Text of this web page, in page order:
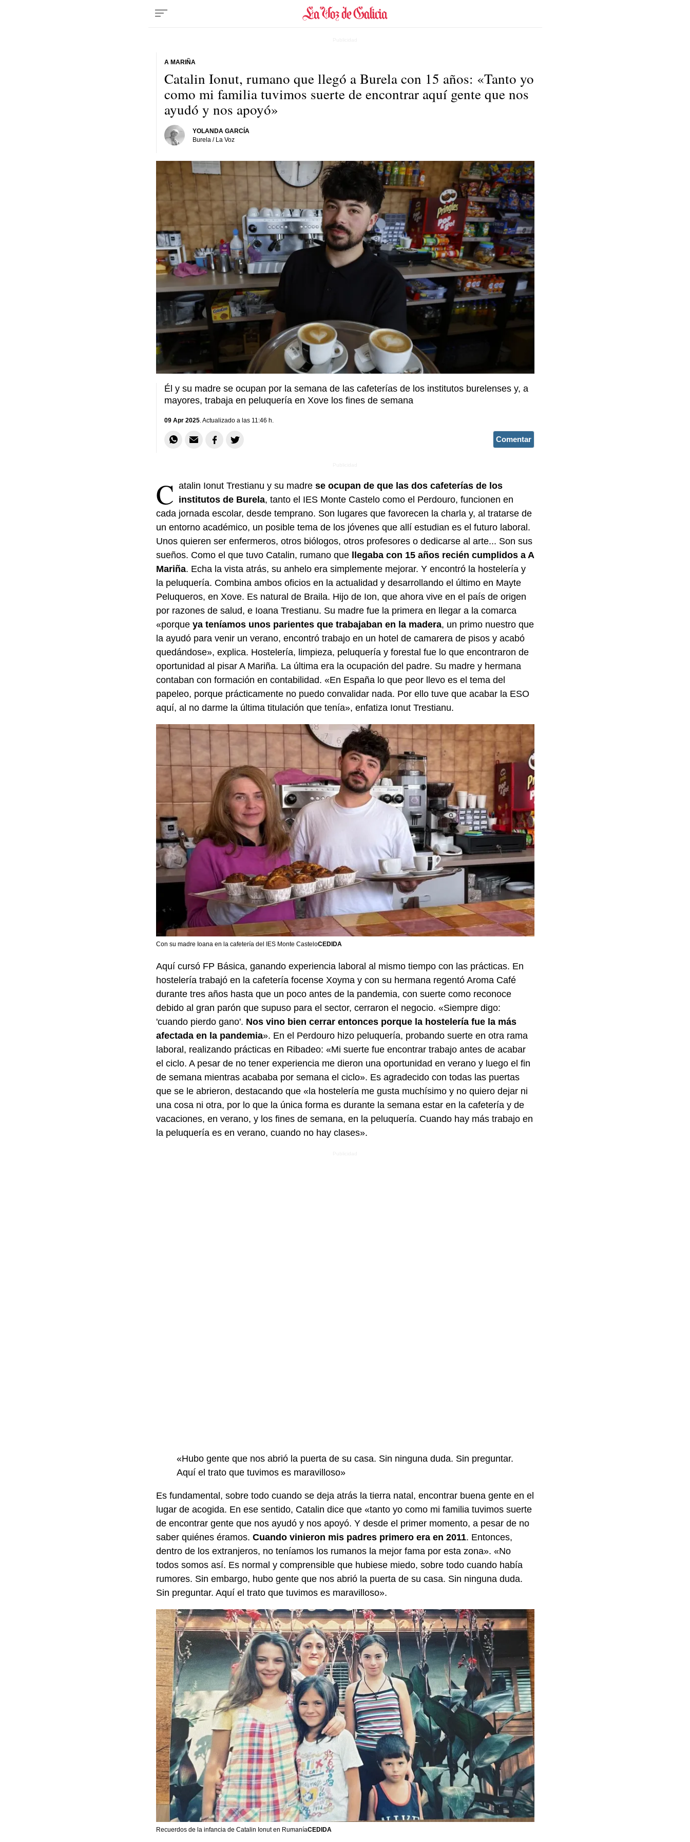
Catalin Ionut, rumano que llegó a Burela con 15 años: «Tanto yo
como mi familia tuvimos suerte de encontrar aquí gente que nos
ayudó y nos apoyó»
A MARIÑA
YOLANDA GARCÍA
Burela / La Voz
Él y su madre se ocupan por la semana de las cafeterías de los institutos burelenses y, a
mayores, trabaja en peluquería en Xove los fines de semana
09 Apr 2025. Actualizado a las 11:46 h.
Comentar
C atalin Ionut Trestianu y su madrese ocupan de que las dos cafeterías de los
institutos de Burela, tanto el IES Monte Castelo como el Perdouro, funcionen en
cada jornada escolar, desde temprano. Son lugares que favorecen la charla y, al tratarse de
un entorno académico, un posible tema de los jóvenes que allí estudian es el futuro laboral.
Unos quieren ser enfermeros, otros biólogos, otros profesores o dedicarse al arte... Son sus
sueños. Como el que tuvo Catalin, rumano quellegaba con 15 años recién cumplidos a A
Mariña. Echa la vista atrás, su anhelo era simplemente mejorar. Y encontró la hostelería y
la peluquería. Combina ambos oficios en la actualidad y desarrollando el último en Mayte
Peluqueros, en Xove. Es natural de Braila. Hijo de Ion, que ahora vive en el país de origen
por razones de salud, e Ioana Trestianu. Su madre fue la primera en llegar a la comarca
«porque ya teníamos unos parientes que trabajaban en la madera, un primo nuestro que
la ayudó para venir un verano, encontró trabajo en un hotel de camarera de pisos y acabó
quedándose», explica. Hostelería, limpieza, peluquería y forestal fue lo que encontraron de
oportunidad al pisar A Mariña. La última era la ocupación del padre. Su madre y hermana
contaban con formación en contabilidad. «En España lo que peor llevo es el tema del
papeleo, porque prácticamente no puedo convalidar nada. Por ello tuve que acabar la ESO
aquí, al no darme la última titulación que tenía», enfatiza Ionut Trestianu.
Con su madre Ioana en la cafetería del IES Monte CasteloCEDIDA
Aquí cursó FP Básica, ganando experiencia laboral al mismo tiempo con las prácticas. En
hostelería trabajó en la cafetería focense Xoyma y con su hermana regentó Aroma Café
durante tres años hasta que un poco antes de la pandemia, con suerte como reconoce
debido al gran parón que supuso para el sector, cerraron el negocio. «Siempre digo:
'cuando pierdo gano'. Nos vino bien cerrar entonces porque la hostelería fue la más
afectada en la pandemia». En el Perdouro hizo peluquería, probando suerte en otra rama
laboral, realizando prácticas en Ribadeo: «Mi suerte fue encontrar trabajo antes de acabar
el ciclo. A pesar de no tener experiencia me dieron una oportunidad en verano y luego el fin
de semana mientras acababa por semana el ciclo». Es agradecido con todas las puertas
que se le abrieron, destacando que «la hostelería me gusta muchísimo y no quiero dejar ni
una cosa ni otra, por lo que la única forma es durante la semana estar en la cafetería y de
vacaciones, en verano, y los fines de semana, en la peluquería. Cuando hay más trabajo en
la peluquería es en verano, cuando no hay clases».
«Hubo gente que nos abrió la puerta de su casa. Sin ninguna duda. Sin preguntar.
Aquí el trato que tuvimos es maravilloso»
Es fundamental, sobre todo cuando se deja atrás la tierra natal, encontrar buena gente en el
lugar de acogida. En ese sentido, Catalin dice que «tanto yo como mi familia tuvimos suerte
de encontrar gente que nos ayudó y nos apoyó. Y desde el primer momento, a pesar de no
saber quiénes éramos. Cuando vinieron mis padres primero era en 2011. Entonces,
dentro de los extranjeros, no teníamos los rumanos la mejor fama por esta zona». «No
todos somos así. Es normal y comprensible que hubiese miedo, sobre todo cuando había
rumores. Sin embargo, hubo gente que nos abrió la puerta de su casa. Sin ninguna duda.
Sin preguntar. Aquí el trato que tuvimos es maravilloso».
Recuerdos de la infancia de Catalin Ionut en RumaníaCEDIDA